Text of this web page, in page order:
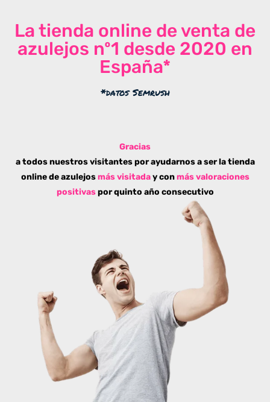
La tienda online de venta de
azulejos nº1 desde 2020 en
España*
*datos Semrush
Gracias
a todos nuestros visitantes por ayudarnos a ser la tienda
online de azulejos más visitaday conmás valoraciones
positivaspor quinto año consecutivo